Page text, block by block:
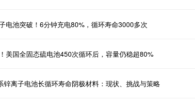
电池突破！6分钟充电80%，循环寿命3000多次
美国全固态硫电池450次循环后，容量仍稳超80%
锌离子电池长循环寿命阴极材料：现状、挑战与策略